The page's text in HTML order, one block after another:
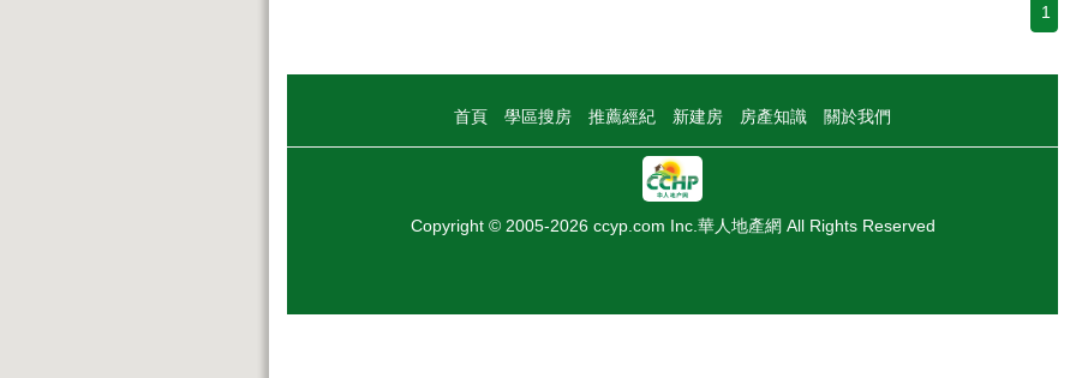
1
首頁 學區搜房 推薦經紀 新建房 房產知識 關於我們
Copyright © 2005-2026 ccyp.com Inc.華人地產網 All Rights Reserved